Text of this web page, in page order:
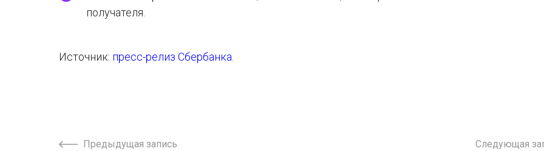
получателя.
Источник: пресс-релиз Сбербанка
Предыдущая запись Следующая